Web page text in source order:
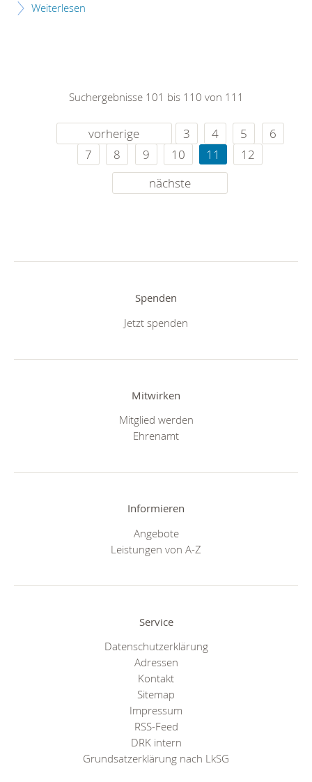
Weiterlesen
Suchergebnisse 101 bis 110 von 111
vorherige 3 4 5
6
7
8 9 10 11
12
nächste
Spenden
Jetzt spenden
Mitwirken
Mitglied werden
Ehrenamt
Informieren
Angebote
Leistungen von A-Z
Service
Datenschutzerklärung
Adressen
Kontakt
Sitemap
Impressum
RSS-Feed
DRK intern
Grundsatzerklärung nach LkSG